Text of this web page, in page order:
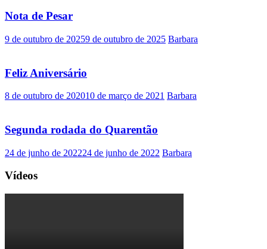
Nota de Pesar
9 de outubro de 20259 de outubro de 2025 Barbara
Feliz Aniversário
8 de outubro de 202010 de março de 2021 Barbara
Segunda rodada do Quarentão
24 de junho de 202224 de junho de 2022 Barbara
Vídeos